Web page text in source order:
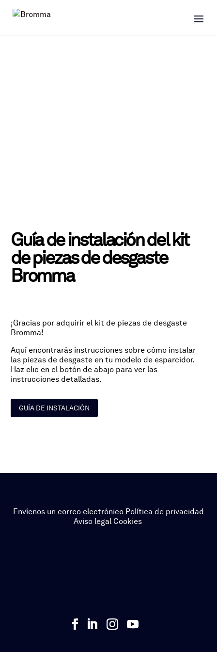
Guía de instalación del kit
de piezas de desgaste
Bromma
¡Gracias por adquirir el kit de piezas de desgaste
Bromma!
Aquí encontrarás instrucciones sobre cómo instalar
las piezas de desgaste en tu modelo de esparcidor.
Haz clic en el botón de abajo para ver las
instrucciones detalladas.
GUÍA DE INSTALACIÓN
Envíenos un correo electrónico Política de privacidad
Aviso legal Cookies